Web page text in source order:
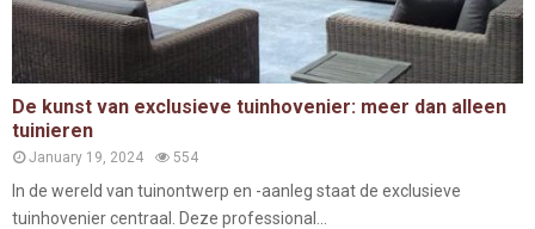
De kunst van exclusieve tuinhovenier: meer dan alleen
tuinieren
January 19, 2024 554
In de wereld van tuinontwerp en -aanleg staat de exclusieve
tuinhovenier centraal. Deze professional...